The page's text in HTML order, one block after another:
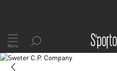
Przejdź
do
treści
Menu
Skip
1/7
Skip